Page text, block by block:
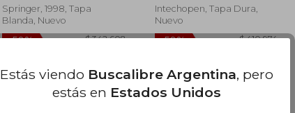
Springer, 1998, Tapa
Blanda, Nuevo
Intechopen, Tapa Dura,
Nuevo
Estás viendo Buscalibre Argentina, pero
estás en Estados Unidos